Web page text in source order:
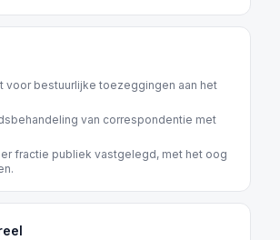
voor bestuurlijke toezeggingen aan het
van correspondentie met
fractie publiek vastgelegd, met het oog